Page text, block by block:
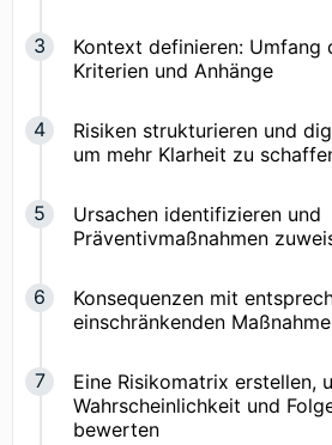
Kontext definieren: Umfang
Kriterien und Anhänge
Risiken strukturieren und
um mehr Klarheit zu
Ursachen identifizieren und
Präventivmaßnahmen
Konsequenzen mit
einschränkenden
Eine Risikomatrix erstellen,
Wahrscheinlichkeit und
bewerten